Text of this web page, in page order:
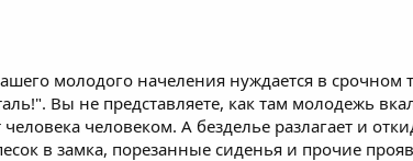
молодого начеления нуждается в
Вы не представляете, как там молодежь
человеком. А безделье разлагает и
в замка, порезанные сиденья и прочие